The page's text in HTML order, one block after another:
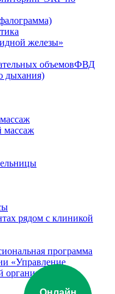
железы»
объемовФВД
дыхания)
массаж
рядом с клиникой
программа
«Управление